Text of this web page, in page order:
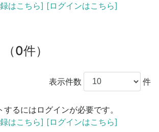
はこちら] [ログインはこちら]
0件）
表示件数 件
するにはログインが必要です。
はこちら] [ログインはこちら]